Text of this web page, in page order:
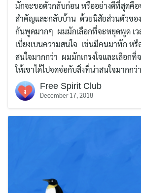
มักจะขอตัวกลับก่อน หรืออย่างดีที่สุดคือ
สำคัญและกลับบ้าน ด้วยนิสัยส่วนตัวของ
กันพูดมากๆ ผมมักเลือกที่จะหยุดพูด เว
เบี่ยงเบนความสนใจ เช่นมีคนมาทัก หรื
สนใจมากกว่า ผมมักเกรงใจและเลือก
ให้เขาได้ไปจดจ่อกับสิ่งที่น่าสนใจมากก
Free Spirit Club
December 17, 2018